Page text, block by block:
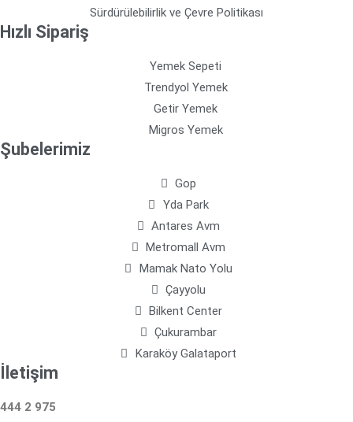
Sürdürülebilirlik ve Çevre Politikası
Hızlı Sipariş
Yemek Sepeti
Trendyol Yemek
Getir Yemek
Migros Yemek
Şubelerimiz
Gop
Yda Park
Antares Avm
Metromall Avm
Mamak Nato Yolu
Çayyolu
Bilkent Center
Çukurambar
Karaköy Galataport
İletişim
444 2 975